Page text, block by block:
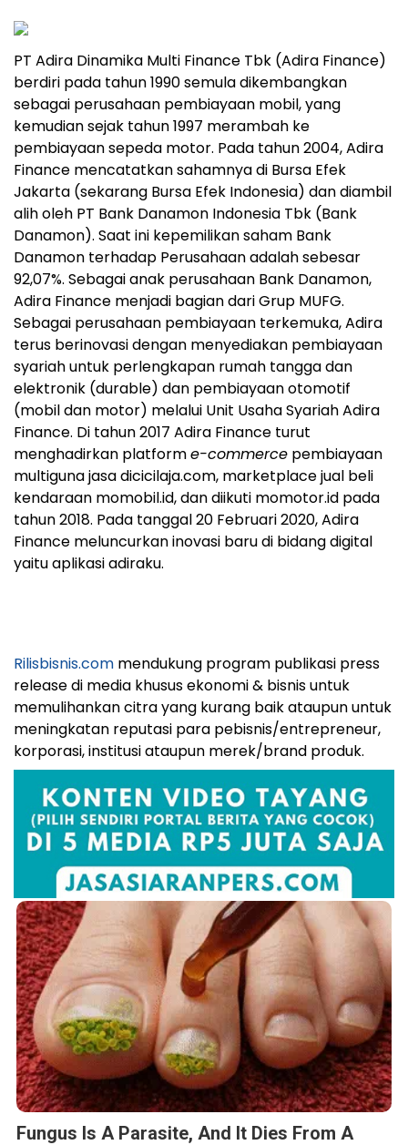
PT Adira Dinamika Multi Finance Tbk (Adira Finance)
berdiri pada tahun 1990 semula dikembangkan
sebagai perusahaan pembiayaan mobil, yang
kemudian sejak tahun 1997 merambah ke
pembiayaan sepeda motor. Pada tahun 2004, Adira
Finance mencatatkan sahamnya di Bursa Efek
Jakarta (sekarang Bursa Efek Indonesia) dan diambil
alih oleh PT Bank Danamon Indonesia Tbk (Bank
Danamon). Saat ini kepemilikan saham Bank
Danamon terhadap Perusahaan adalah sebesar
92,07%. Sebagai anak perusahaan Bank Danamon,
Adira Finance menjadi bagian dari Grup MUFG.
Sebagai perusahaan pembiayaan terkemuka, Adira
terus berinovasi dengan menyediakan pembiayaan
syariah untuk perlengkapan rumah tangga dan
elektronik (durable) dan pembiayaan otomotif
(mobil dan motor) melalui Unit Usaha Syariah Adira
Finance. Di tahun 2017 Adira Finance turut
menghadirkan platforme-commerce pembiayaan
multiguna jasa dicicilaja.com, marketplace jual beli
kendaraan momobil.id, dan diikuti momotor.id pada
tahun 2018. Pada tanggal 20 Februari 2020, Adira
Finance meluncurkan inovasi baru di bidang digital
yaitu aplikasi adiraku.
Rilisbisnis.com mendukung program publikasi press
release di media khusus ekonomi & bisnis untuk
memulihankan citra yang kurang baik ataupun untuk
meningkatan reputasi para pebisnis/entrepreneur,
korporasi, institusi ataupun merek/brand produk.
Fungus Is A Parasite, And It Dies From A